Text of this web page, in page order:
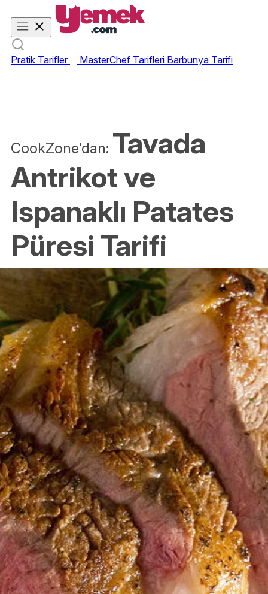
Pratik Tarifler MasterChef Tarifleri Barbunya Tarifi
CookZone'dan: Tavada
Antrikot ve
Ispanaklı Patates
Püresi Tarifi